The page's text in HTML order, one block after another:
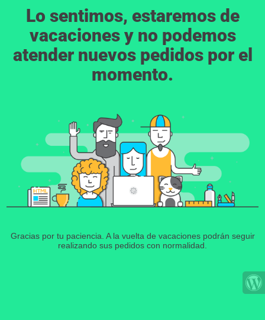
Lo sentimos, estaremos de
vacaciones y no podemos
atender nuevos pedidos por el
momento.
Gracias por tu paciencia. A la vuelta de vacaciones podrán seguir
realizando sus pedidos con normalidad.